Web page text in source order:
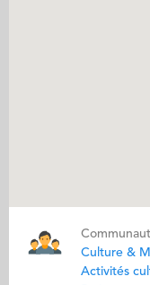
Culture &
Activités